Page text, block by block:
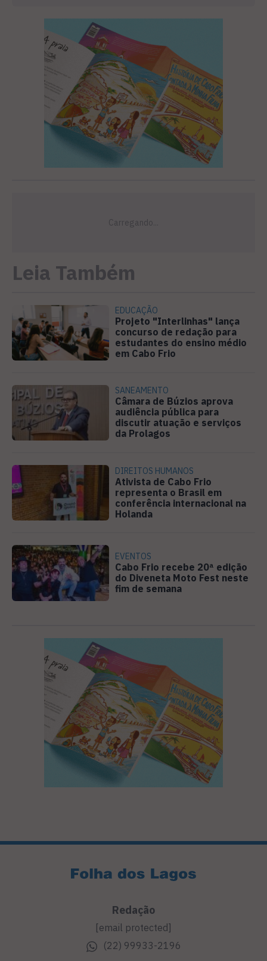
Leia Também
EDUCAÇÃO
Projeto "Interlinhas" lança
concurso de redação para
estudantes do ensino médio
em Cabo Frio
SANEAMENTO
Câmara de Búzios aprova
audiência pública para
discutir atuação e serviços
da Prolagos
DIREITOS HUMANOS
Ativista de Cabo Frio
representa o Brasil em
conferência internacional na
Holanda
EVENTOS
Cabo Frio recebe 20ª edição
do Diveneta Moto Fest neste
fim de semana
Redação
[email protected]
(22) 99933-2196